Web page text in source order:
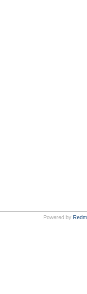
Powered by